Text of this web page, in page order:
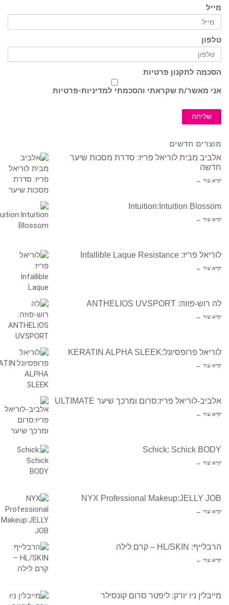
מייל
טלפון
הסכמה לתקנון פרטיות
אני מאשר/ת שקראתי והסכמתי למדיניות-פרטיות
שליחה
מוצרים חדשים
אלביב מבית לוריאל פריז: סדרת מסכות שיער
חדשה
קרא עוד ←
Intuition:Intuition Blossom
קרא עוד ←
לוריאל פריז: Infallible Laque Resistance
קרא עוד ←
לה רוש-פוזה: ANTHELIOS UVSPORT
קרא עוד ←
לוריאל פרופסיונל:KERATIN ALPHA SLEEK
קרא עוד ←
אלביב-לוריאל פריז:סרום ומרכך שיער ULTIMATE
קרא עוד ←
Schick: Schick BODY
קרא עוד ←
NYX Professional Makeup:JELLY JOB
קרא עוד ←
הרבלייף: HL/SKIN – קרם לילה
קרא עוד ←
מייבלין ניו יורק: ליפטר סרום קונסילר